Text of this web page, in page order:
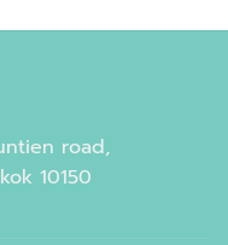
road,
10150